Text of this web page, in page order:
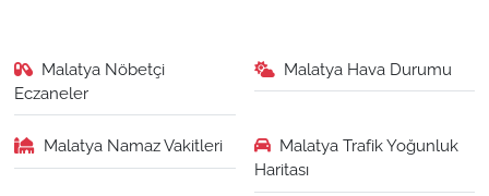
Malatya Nöbetçi
Eczaneler
Malatya Hava Durumu
Malatya Namaz Vakitleri
Malatya Trafik Yoğunluk
Haritası